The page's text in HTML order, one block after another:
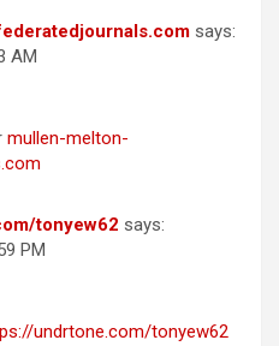
says:
AM
mullen-melton-
tonyew62 says:
PM
undrtone.com/tonyew62